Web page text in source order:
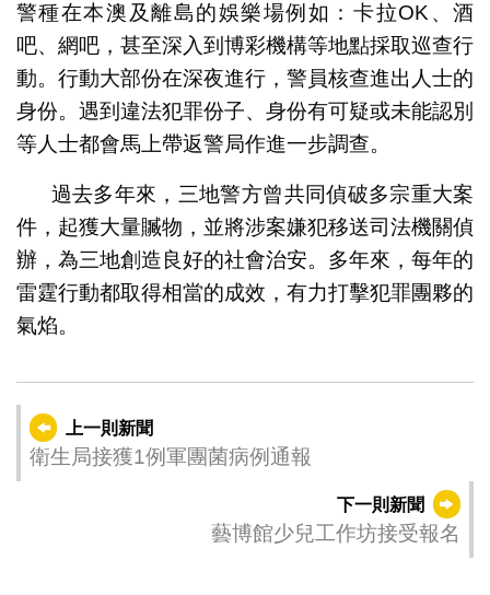
警種在本澳及離島的娛樂場例如：卡拉OK、酒
吧、網吧，甚至深入到博彩機構等地點採取巡查行
動。行動大部份在深夜進行，警員核查進出人士的
身份。遇到違法犯罪份子、身份有可疑或未能認別
等人士都會馬上帶返警局作進一步調查。
過去多年來，三地警方曾共同偵破多宗重大案
件，起獲大量贓物，並將涉案嫌犯移送司法機關偵
辦，為三地創造良好的社會治安。多年來，每年的
雷霆行動都取得相當的成效，有力打擊犯罪團夥的
氣焰。
上一則新聞
衛生局接獲1例軍團菌病例通報
下一則新聞
藝博館少兒工作坊接受報名